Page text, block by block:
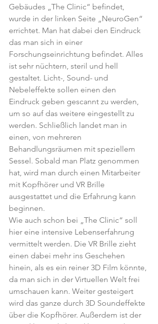
Gebäudes „The Clinic“ befindet,
wurde in der linken Seite „NeuroGen“
errichtet. Man hat dabei den Eindruck
das man sich in einer
Forschungseinrichtung befindet. Alles
ist sehr nüchtern, steril und hell
gestaltet. Licht-, Sound- und
Nebeleffekte sollen einen den
Eindruck geben gescannt zu werden,
um so auf das weitere eingestellt zu
werden. Schließlich landet man in
einen, von mehreren
Behandlungsräumen mit speziellem
Sessel. Sobald man Platz genommen
hat, wird man durch einen Mitarbeiter
mit Kopfhörer und VR Brille
ausgestattet und die Erfahrung kann
beginnen.
Wie auch schon bei „The Clinic“ soll
hier eine intensive Lebenserfahrung
vermittelt werden. Die VR Brille zieht
einen dabei mehr ins Geschehen
hinein, als es ein reiner 3D Film könnte,
da man sich in der Virtuellen Welt frei
umschauen kann. Weiter gesteigert
wird das ganze durch 3D Soundeffekte
über die Kopfhörer. Außerdem ist der